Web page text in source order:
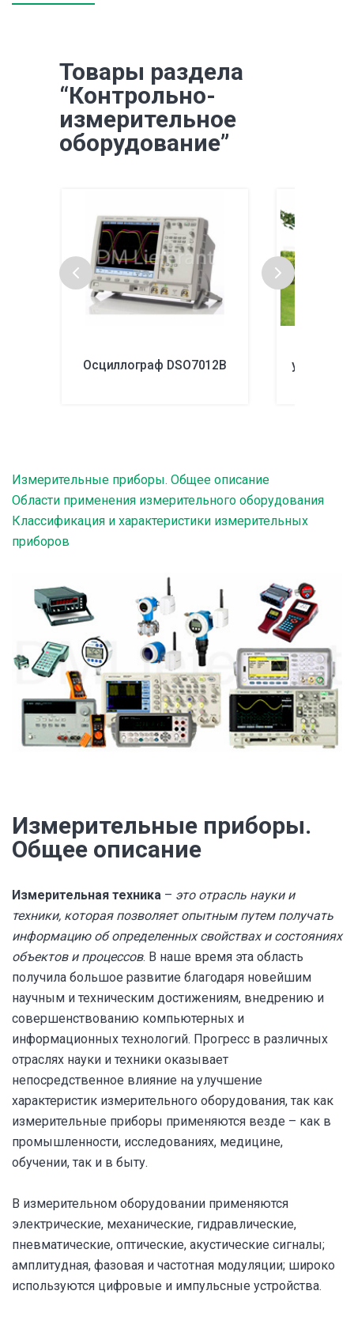
Товары раздела
“Контрольно-
измерительное
оборудование”
Осциллограф DSO7012B
Измерительные приборы. Общее описание
Области применения измерительного оборудования
Классификация и характеристики измерительных
приборов
Измерительные приборы.
Общее описание
Измерительная техника – это отрасль науки и
техники, которая позволяет опытным путем получать
информацию об определенных свойствах и состояниях
объектов и процессов. В наше время эта область
получила большое развитие благодаря новейшим
научным и техническим достижениям, внедрению и
совершенствованию компьютерных и
информационных технологий. Прогресс в различных
отраслях науки и техники оказывает
непосредственное влияние на улучшение
характеристик измерительного оборудования, так как
измерительные приборы применяются везде – как в
промышленности, исследованиях, медицине,
обучении, так и в быту.
В измерительном оборудовании применяются
электрические, механические, гидравлические,
пневматические, оптические, акустические сигналы;
амплитудная, фазовая и частотная модуляции; широко
используются цифровые и импульсные устройства.